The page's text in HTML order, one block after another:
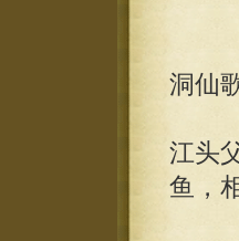
洞仙
江头
鱼，